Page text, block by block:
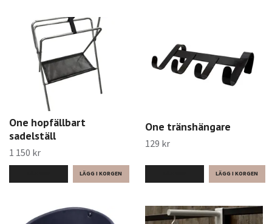
One hopfällbart
sadelställ
1 150 kr
One tränshängare
129 kr